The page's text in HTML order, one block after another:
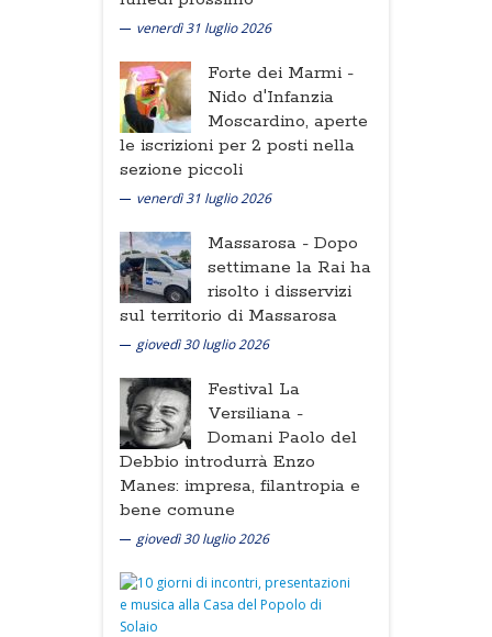
venerdì 31 luglio 2026
Forte dei Marmi -
Nido d'Infanzia
Moscardino, aperte
le iscrizioni per 2 posti nella
sezione piccoli
venerdì 31 luglio 2026
Massarosa - Dopo
settimane la Rai ha
risolto i disservizi
sul territorio di Massarosa
giovedì 30 luglio 2026
Festival La
Versiliana -
Domani Paolo del
Debbio introdurrà Enzo
Manes: impresa, filantropia e
bene comune
giovedì 30 luglio 2026